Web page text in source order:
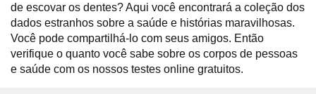
de escovar os dentes? Aqui você encontrará a coleção dos
dados estranhos sobre a saúde e histórias maravilhosas.
Você pode compartilhá-lo com seus amigos. Então
verifique o quanto você sabe sobre os corpos de pessoas
e saúde com os nossos testes online gratuitos.